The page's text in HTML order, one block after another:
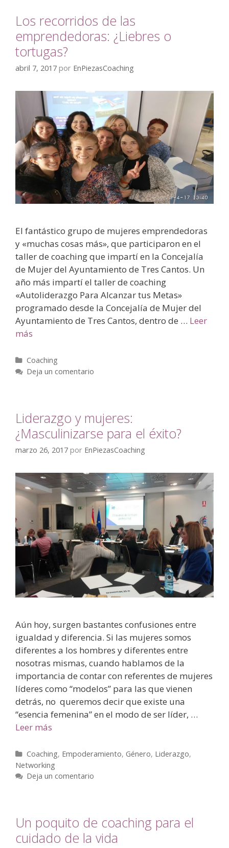
Los recorridos de las
emprendedoras: ¿Liebres o
tortugas?
abril 7, 2017 por EnPiezasCoaching
El fantástico grupo de mujeres emprendedoras
y «muchas cosas más», que participaron en el
taller de coaching que impartí en la Concejalía
de Mujer del Ayuntamiento de Tres Cantos. Un
año más impartí el taller de coaching
«Autoliderazgo Para Alcanzar tus Metas»
programado desde la Concejalía de Mujer del
Ayuntamiento de Tres Cantos, dentro de … Leer
más
Coaching
Deja un comentario
Liderazgo y mujeres:
¿Masculinizarse para el éxito?
marzo 26, 2017 por EnPiezasCoaching
Aún hoy, surgen bastantes confusiones entre
igualdad y diferencia. Si las mujeres somos
diferentes a los hombres y diferentes entre
nosotras mismas, cuando hablamos de la
importancia de contar con referentes de mujeres
líderes como “modelos” para las que vienen
detrás, no queremos decir que existe una
“esencia femenina” en el modo de ser líder, …
Leer más
Coaching, Empoderamiento, Género, Liderazgo,
Networking
Deja un comentario
Un poquito de coaching para el
cuidado de la vida